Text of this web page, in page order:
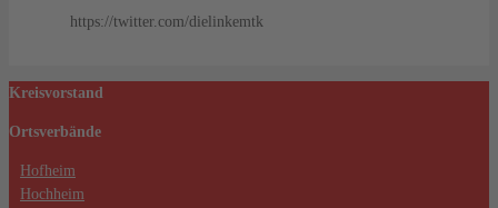
https://twitter.com/dielinkemtk
Kreisvorstand
Ortsverbände
Hofheim
Hochheim